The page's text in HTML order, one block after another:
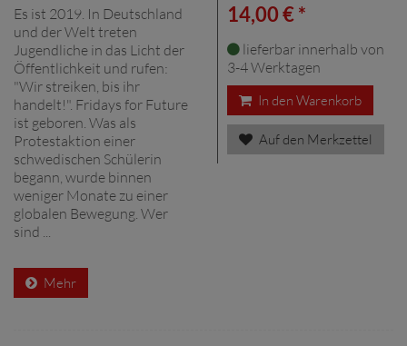
Es ist 2019. In Deutschland
und der Welt treten
Jugendliche in das Licht der
Öffentlichkeit und rufen:
"Wir streiken, bis ihr
handelt!". Fridays for Future
ist geboren. Was als
Protestaktion einer
schwedischen Schülerin
begann, wurde binnen
weniger Monate zu einer
globalen Bewegung. Wer
sind ...
Mehr
14,00 € *
lieferbar innerhalb von
3-4 Werktagen
In den Warenkorb
Auf den Merkzettel